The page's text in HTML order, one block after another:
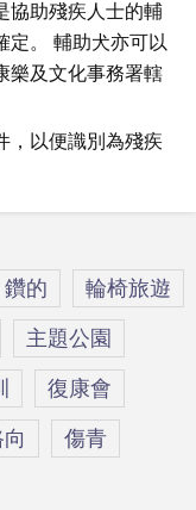
協助殘疾人士的輔
定。 輔助犬亦可以
樂及文化事務署轄
，以便識別為殘疾
鑽的 輪椅旅遊
主題公園
復康會
傷青